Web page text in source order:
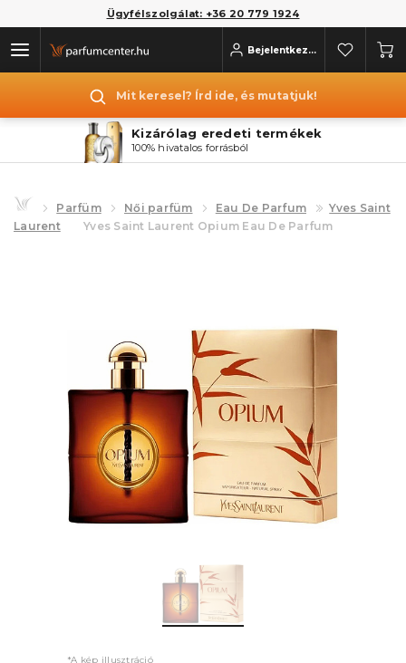
Ügyfélszolgálat: +36 20 779 1924
Bejelentkezés
Mit keresel? Írd ide, és mutatjuk!
Kizárólag eredeti termékek
100% hivatalos forrásból
Parfüm Női parfüm Eau De Parfum
Yves Saint
Laurent
Yves Saint Laurent Opium Eau De Parfum
*A kép illusztráció